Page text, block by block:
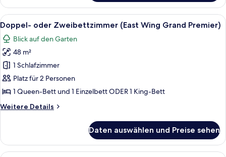
oder
Zweibettzimmer
(East
Wing
Grand
Deluxe)
Alle
Fotos
für
Doppel-
oder
Zweibettzimmer
(East
Grand
Ein modernes Hotelzimmer mit
2
Doppel- oder Zweibettzimmer (East Wing Grand Premier)
Blick auf den Garten
48 m²
1 Schlafzimmer
Platz für 2 Personen
1 Queen-Bett und 1 Einzelbett ODER 1 King-Bett
Weitere Details
Weitere
oder
Zweibettzimmer
Daten auswählen und Preise sehen
Ein Poolbereich mit Liegestühlen